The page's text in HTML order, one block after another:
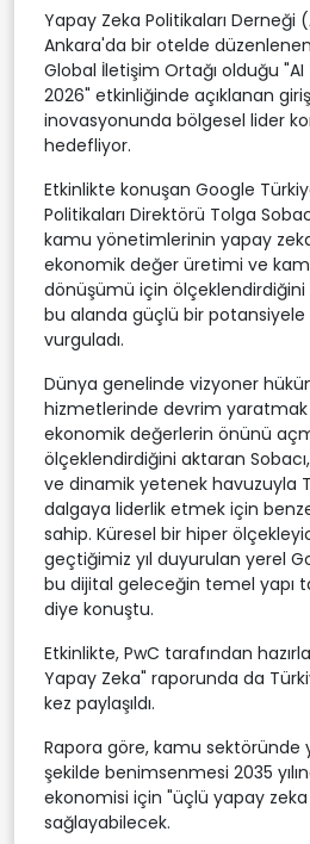
Yapay Zeka Politikaları Derneği
Ankara'da bir otelde düzenlenen
Global İletişim Ortağı olduğu
2026" etkinliğinde açıklanan
inovasyonunda bölgesel lider
hedefliyor.
Etkinlikte konuşan Google
Politikaları Direktörü Tolga
kamu yönetimlerinin yapay
ekonomik değer üretimi ve
dönüşümü için ölçeklendirdiğini
bu alanda güçlü bir
vurguladı.
Dünya genelinde vizyoner
hizmetlerinde devrim yaratmak
ekonomik değerlerin önünü
ölçeklendirdiğini aktaran
ve dinamik yetenek havuzuyla
dalgaya liderlik etmek için
sahip. Küresel bir hiper
geçtiğimiz yıl duyurulan yerel
bu dijital geleceğin temel yapı
diye konuştu.
Etkinlikte, PwC tarafından
Yapay Zeka" raporunda da
kez paylaşıldı.
Rapora göre, kamu sektöründe
şekilde benimsenmesi 2035
ekonomisi için "üçlü yapay
sağlayabilecek.